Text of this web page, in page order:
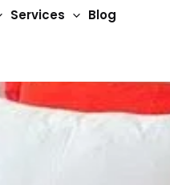
Services Blog